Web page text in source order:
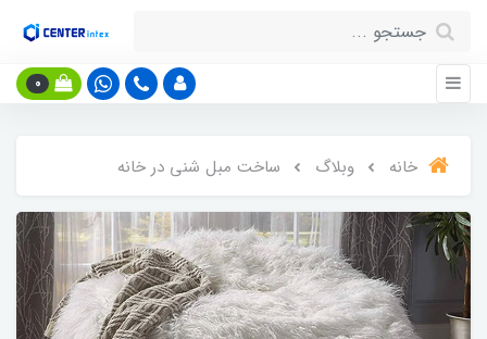
0
خانه وبلاگ ساخت مبل شنی در خانه